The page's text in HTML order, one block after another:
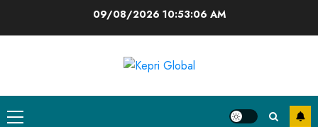
09/08/2026 10:53:06 AM
Primary